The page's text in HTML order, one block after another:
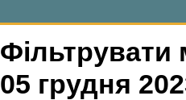
Фільтрувати
05 грудня